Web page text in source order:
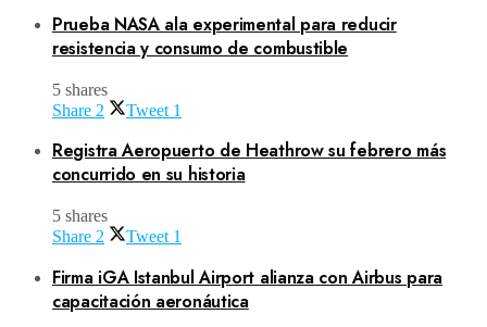
Prueba NASA ala experimental para reducir
resistencia y consumo de combustible
5 shares
Share 2 Tweet 1
Registra Aeropuerto de Heathrow su febrero más
concurrido en su historia
5 shares
Share 2 Tweet 1
Firma iGA Istanbul Airport alianza con Airbus para
capacitación aeronáutica